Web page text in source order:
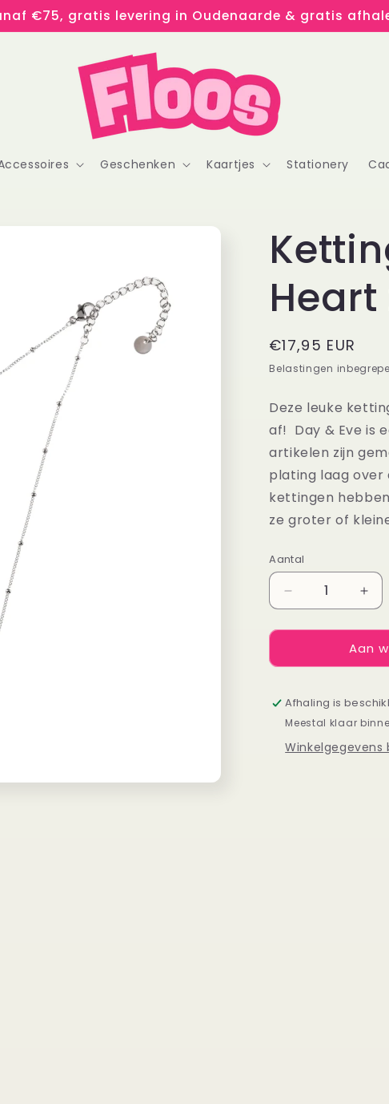
€75, gratis levering in Oudenaarde & gratis
Geschenken Kaartjes Stationery
Normale
prijs
€17,95 EUR
Belastingen
Deze leuke
af! Day & Eve is
artikelen zijn
plating laag over
kettingen
ze groter of
Aantal
Aantal
Aantal
verlagen
voor
Double
zilver
Aan
Afhaling is
Meestal klaar
Winkelgegevens